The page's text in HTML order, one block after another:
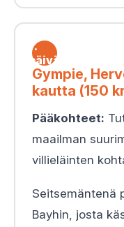
7.
päivä
Gympie,
kautta (150
Pääkohteet:
maailman
villieläinten
Seitsemäntenä
Bayhin, josta